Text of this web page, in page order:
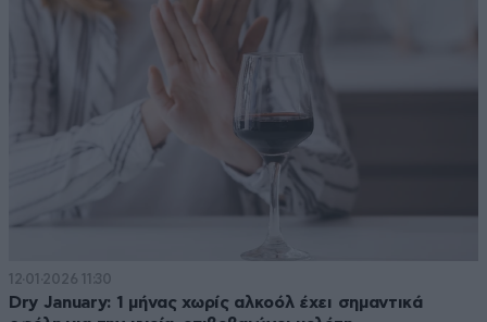
12·01·2026 11:30
Dry January: 1 μήνας χωρίς αλκοόλ έχει σημαντικά